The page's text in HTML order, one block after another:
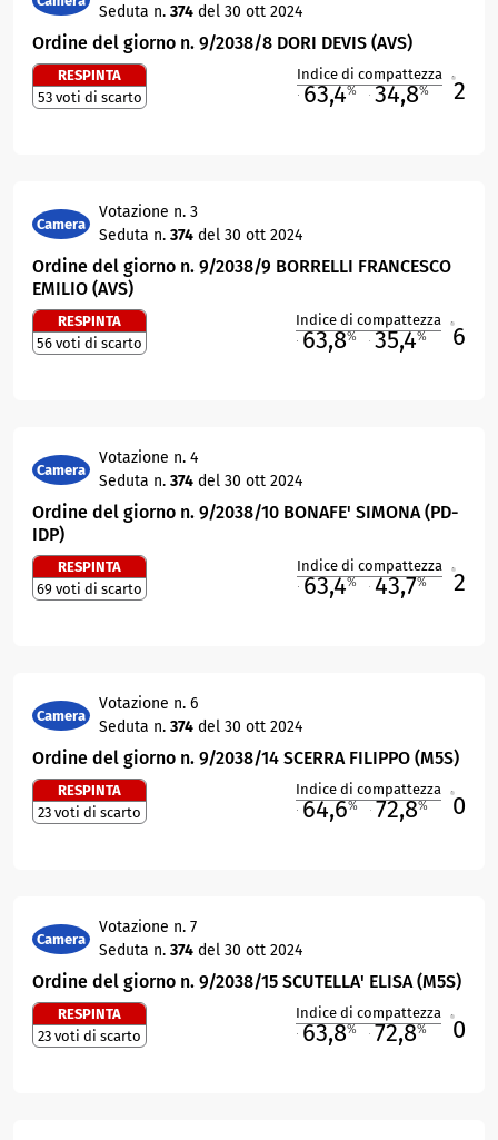
Seduta n. 374 del 30 ott 2024
Ordine del giorno n. 9/2038/8 DORI DEVIS (AVS)
RESPINTA
53 voti di scarto
Indice di compattezza
63,4% 34,8% 2
Camera
Votazione n. 3
Seduta n. 374 del 30 ott 2024
Ordine del giorno n. 9/2038/9 BORRELLI FRANCESCO
EMILIO (AVS)
RESPINTA
56 voti di scarto
Indice di compattezza
63,8% 35,4% 6
Camera
Votazione n. 4
Seduta n. 374 del 30 ott 2024
Ordine del giorno n. 9/2038/10 BONAFE' SIMONA (PD-
IDP)
RESPINTA
69 voti di scarto
Indice di compattezza
63,4% 43,7% 2
Camera
Votazione n. 6
Seduta n. 374 del 30 ott 2024
Ordine del giorno n. 9/2038/14 SCERRA FILIPPO (M5S)
RESPINTA
23 voti di scarto
Indice di compattezza
64,6% 72,8% 0
Camera
Votazione n. 7
Seduta n. 374 del 30 ott 2024
Ordine del giorno n. 9/2038/15 SCUTELLA' ELISA (M5S)
RESPINTA
23 voti di scarto
Indice di compattezza
63,8% 72,8% 0